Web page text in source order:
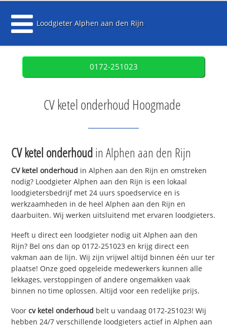
Loodgieter Alphen aan den Rijn
0172-251023
CV ketel onderhoud Hoogmade
CV ketel onderhoudin Alphen aan den Rijn
CV ketel onderhoud in Alphen aan den Rijn en omstreken
nodig? Loodgieter Alphen aan den Rijn is een lokaal
loodgietersbedrijf met 24 uurs spoedservice en is
werkzaamheden in de heel Alphen aan den Rijn en
daarbuiten. Wij werken uitsluitend met ervaren loodgieters.
Heeft u direct een loodgieter nodig uit Alphen aan den
Rijn? Bel ons dan op 0172-251023 en krijg direct een
vakman aan de lijn. Wij zijn vrijwel altijd binnen één uur ter
plaatse! Onze goed opgeleide medewerkers kunnen alle
lekkages, verstoppingen of andere ongemakken vaak
binnen no time oplossen. Altijd voor een redelijke prijs.
Voorcv ketel onderhoud belt u vandaag 0172-251023! Wij
hebben 24/7 verschillende loodgieters actief in Alphen aan